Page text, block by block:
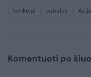
kenkėjai vabalas Azija
Komentuoti po